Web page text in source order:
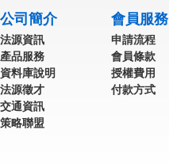
公司簡介
法源資訊
產品服務
資料庫說明
法源徵才
交通資訊
策略聯盟
會員服務
申請流程
會員條款
授權費用
付款方式